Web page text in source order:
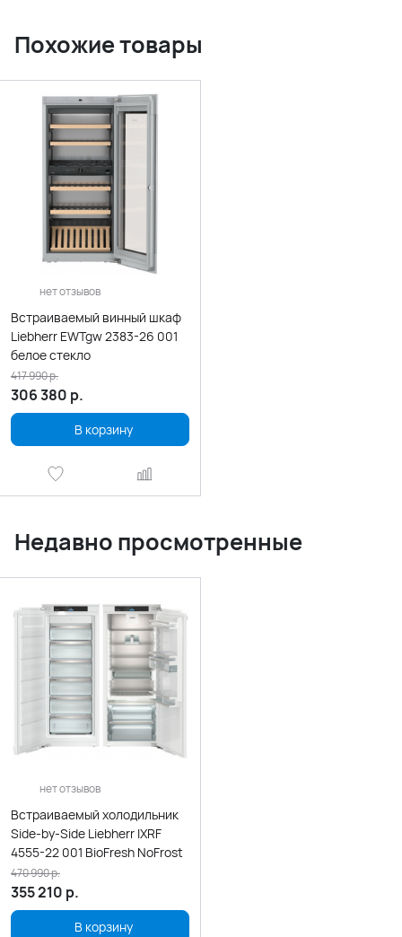
Похожие товары
нет отзывов
Встраиваемый винный шкаф
Liebherr EWTgw 2383-26 001
белое стекло
306 380 р.
417 990р.
В корзину
Недавно просмотренные
нет отзывов
Встраиваемый холодильник
Side-by-Side Liebherr IXRF
4555-22 001 BioFresh NoFrost
355 210 р.
470 990р.
В корзину